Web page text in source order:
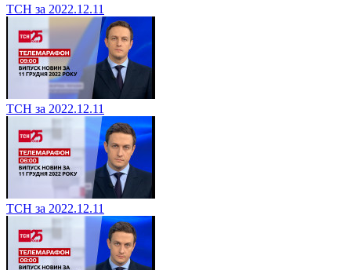
ТСН за 2022.12.11
ТСН за 2022.12.11
ТСН за 2022.12.11